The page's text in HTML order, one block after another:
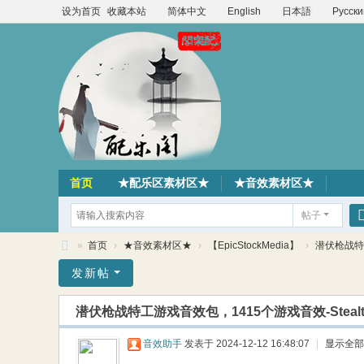
设为首页 收藏本站 简体中文 English 日本語
首页 ★配乐区素材区★ ★音效素材区★
帖子
乐
» 首页 › ★音效素材区★ › 【EpicStockMedia】 › 潜伏枪战
发新帖
潜伏枪战特工游戏音效包，1415个游戏音效-
音效助手 发表于 2024-12-12 16:48:07 显示全